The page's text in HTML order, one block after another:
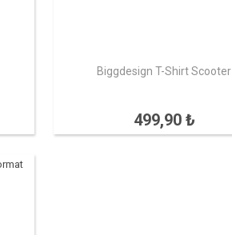
Biggdesign T-Shirt Scooter
499,90 ₺